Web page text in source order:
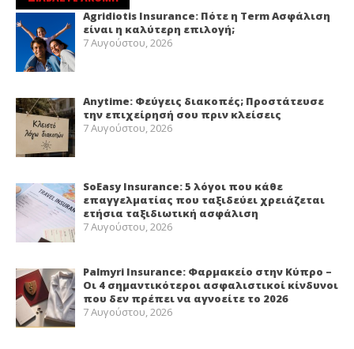
Agridiotis Insurance: Πότε η Term Ασφάλιση
είναι η καλύτερη επιλογή;
7 Αυγούστου, 2026
Anytime: Φεύγεις διακοπές; Προστάτευσε
την επιχείρησή σου πριν κλείσεις
7 Αυγούστου, 2026
SoEasy Insurance: 5 λόγοι που κάθε
επαγγελματίας που ταξιδεύει χρειάζεται
ετήσια ταξιδιωτική ασφάλιση
7 Αυγούστου, 2026
Palmyri Insurance: Φαρμακείο στην Κύπρο –
Οι 4 σημαντικότεροι ασφαλιστικοί κίνδυνοι
που δεν πρέπει να αγνοείτε το 2026
7 Αυγούστου, 2026